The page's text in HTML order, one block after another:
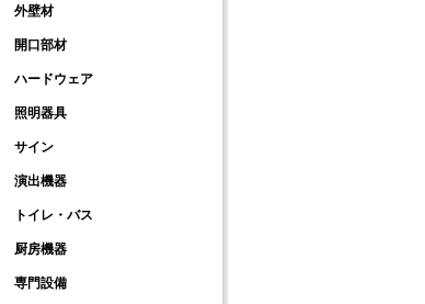
外壁材
開口部材
ハードウェア
照明器具
サイン
演出機器
トイレ・バス
厨房機器
専門設備